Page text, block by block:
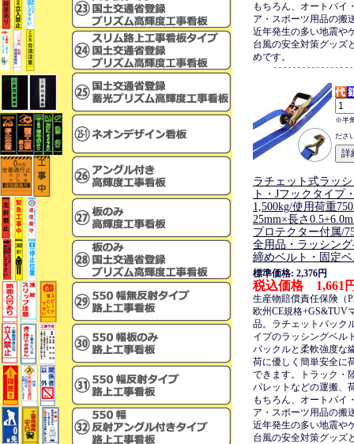
もちろん、オートバイ
ア・スポーツ用品の搬
近年発生の多い地震や
台風の安全対策グッズ
めです。
※半
ださ
ラチェット式ラッ
ト・Jフックタイプ
1,500kg/使用荷重
25mm×長さ
プロテクター付属/
全用品・ラッシン
締めベルト・固定
標準価格: 2,376円
税込価格 1,661
生産物賠償責任保険（
欧州CE規格+GS&TUV
品。ラチェットバック
イプのラッシングベル
バックルと柔軟強度な
荷に優しく簡単安全に
できます。トラック・
パレットなどの運搬、
もちろん、オートバイ
ア・スポーツ用品の搬
近年発生の多い地震や
台風の安全対策グッズ